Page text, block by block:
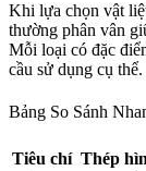
Khi lựa chọn vật
thường phân vân
Mỗi loại có đặc
cầu sử dụng cụ thể.
Bảng So Sánh
Tiêu chí Thép